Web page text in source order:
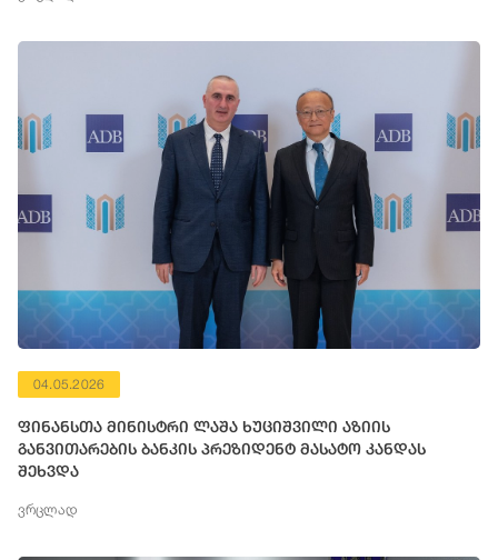
04.05.2026
ფინანსთა მინისტრი ლაშა ხუციშვილი აზიის
განვითარების ბანკის პრეზიდენტ მასატო კანდას
შეხვდა
ვრცლად